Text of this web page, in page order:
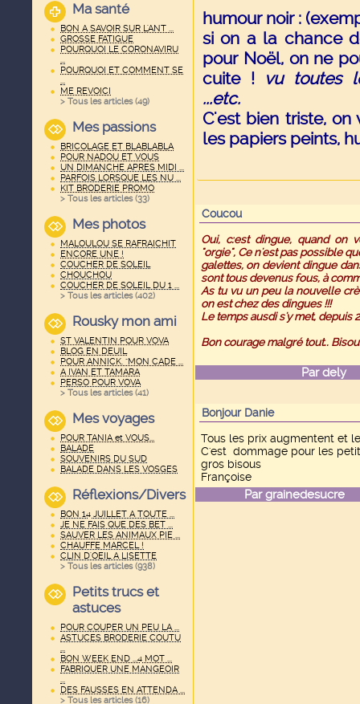
Ma santé
BON A SAVOIR SUR L'ANT ...
GROSSE FATIGUE
POURQUOI LE CORONAVIRU
...
POURQUOI ET COMMENT SE
...
ME REVOICI
> Tous les articles (49)
Mes passions
BRICOLAGE ET BLABLABLA
POUR NADOU ET VOUS
UN DIMANCHE APRES MIDI ...
PARFOIS LORSQUE LES NU ...
KIT BRODERIE PROMO
> Tous les articles (33)
Mes photos
MALOULOU SE RAFRAICHIT
ENCORE UNE !
COUCHER DE SOLEIL
CHOUCHOU
COUCHER DE SOLEIL DU 1 ...
> Tous les articles (402)
Rousky mon ami
ST VALENTIN POUR VOVA
BLOG EN DEUIL
POUR ANNICK. "MON CADE ...
A IVAN ET TAMARA
PERSO POUR VOVA
> Tous les articles (41)
Mes voyages
POUR TANIA et VOUS...
BALADE
SOUVENIRS DU SUD
BALADE DANS LES VOSGES
Réflexions/Divers
BON 14 JUILLET A TOUTE ...
JE NE FAIS QUE DES BET ...
SAUVER LES ANIMAUX PIE ...
CHAUFFE MARCEL !
CLIN D'OEIL A LISETTE
> Tous les articles (938)
Petits trucs et
astuces
POUR COUPER UN PEU LA ...
ASTUCES BRODERIE COUTU
...
BON WEEK END ...4 MOT ...
FABRIQUER UNE MANGEOIR
...
DES FAUSSES EN ATTENDA ...
> Tous les articles (16)
humour noir :
si on a la chance
pour Noël, on ne
cuite ! vu toutes
...etc.
C'est bien triste,
les papiers peints,
Coucou
Oui, c:est dingue, quand on
"orgie", Ce n'est pas possible
galettes, on devient dingue
sont tous devenus fous, à
As tu vu un peu la nouvelle
on est chez des dingues !!!
Le temps ausdi s'y met, depuis
Bon courage malgré tout..
Pardelyle
Bonjour Danie
Tous les prix augmentent et
C'est dommage pour les
gros bisous
Françoise
Pargrainedesucrele